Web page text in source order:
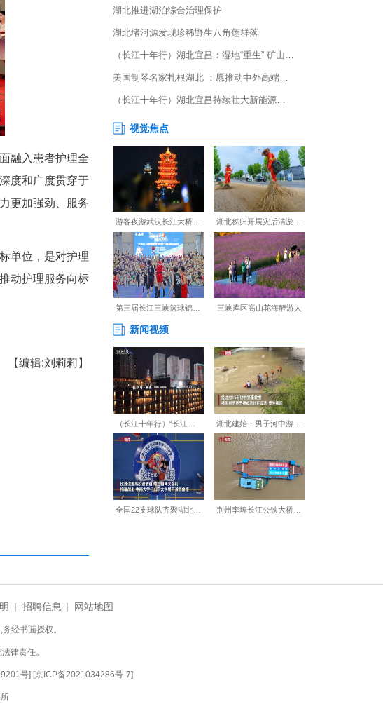
细致的人文关怀全面融入患者护理全
等举措，将人文关怀深度和广度贯穿于
更加和谐、员工凝聚力更加强劲、服务
理规范》国家级达标单位，是对护理
准转化为日常实践，推动护理服务向标
)
【编辑:刘莉莉】